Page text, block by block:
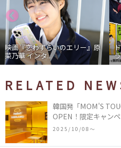
映画『恋わずらいのエリー』原
菜乃華 インタ...
RELATED
韓国発「MOM'S
OPEN！限定キャン
2025/10/08〜